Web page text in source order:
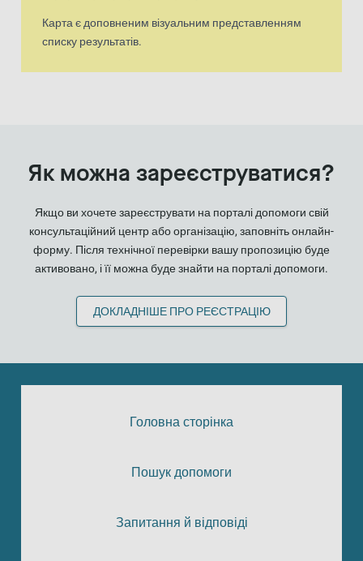
Карта є доповненим візуальним представленням
списку результатів.
Як можна зареєструватися?
Якщо ви хочете зареєструвати на порталі допомоги свій
консультаційний центр або організацію, заповніть онлайн-
форму. Після технічної перевірки вашу пропозицію буде
активовано, і її можна буде знайти на порталі допомоги.
ДОКЛАДНІШЕ ПРО РЕЄСТРАЦІЮ
Головна сторінка
Пошук допомоги
Запитання й відповіді